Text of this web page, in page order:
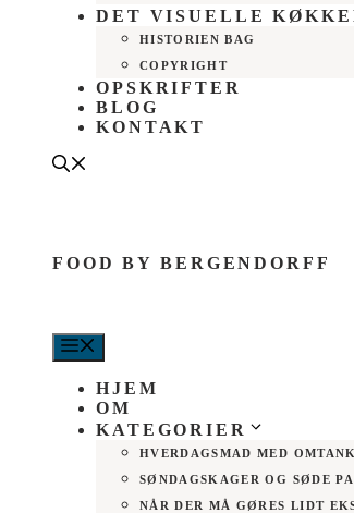
DET VISUELLE
HISTORIEN BAG
COPYRIGHT
OPSKRIFTER
BLOG
KONTAKT
FOOD BY BERGENDORFF
HJEM
OM
KATEGORIER
HVERDAGSMAD MED
SØNDAGSKAGER OG SØDE
NÅR DER MÅ GØRES LIDT